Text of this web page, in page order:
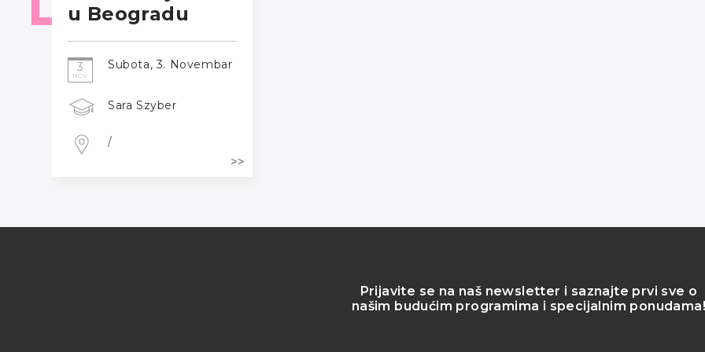
u Beogradu
3
NOV
Subota, 3. Novembar
Sara Szyber
/
Prijavite se na naš newsletter i saznajte prvi sve o
našim budućim programima i specijalnim